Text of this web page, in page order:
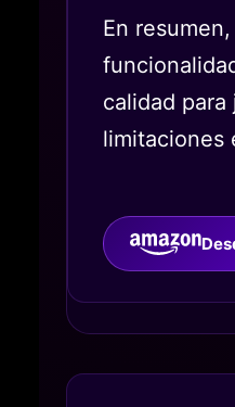
En
calidad
limitaciones